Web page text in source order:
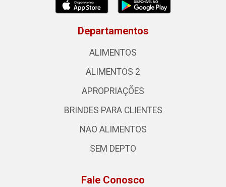
Departamentos
ALIMENTOS
ALIMENTOS 2
APROPRIAÇÕES
BRINDES PARA CLIENTES
NAO ALIMENTOS
SEM DEPTO
Fale Conosco